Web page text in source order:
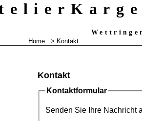
Home > Kontakt
Kontakt
Kontaktformular
Senden Sie Ihre Nachricht